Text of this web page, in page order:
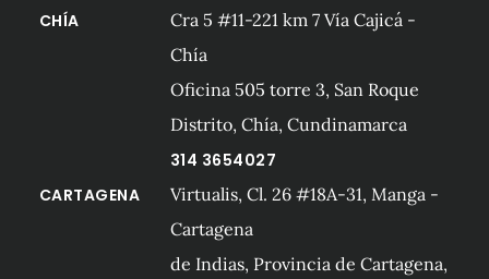
CHÍA
Cra 5 #11-221 km 7 Vía Cajicá -
Chía
Oficina 505 torre 3, San Roque
Distrito, Chía, Cundinamarca
314 3654027
CARTAGENA
Virtualis, Cl. 26 #18A-31, Manga -
Cartagena
de Indias, Provincia de Cartagena,